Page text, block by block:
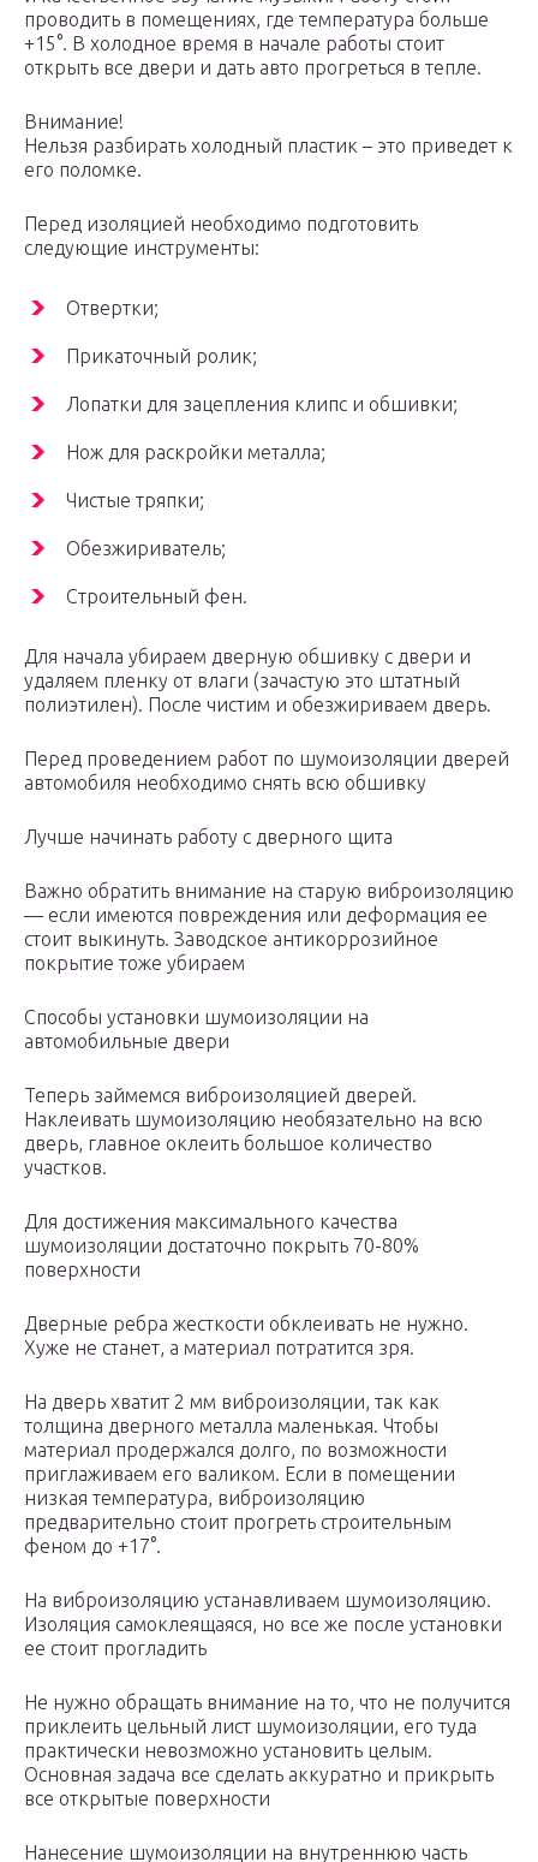
проводить в помещениях, где температура больше
+15°. В холодное время в начале работы стоит
открыть все двери и дать авто прогреться в тепле.
Внимание!
Нельзя разбирать холодный пластик – это приведет к
его поломке.
Перед изоляцией необходимо подготовить
следующие инструменты:
Отвертки;
Прикаточный ролик;
Лопатки для зацепления клипс и обшивки;
Нож для раскройки металла;
Чистые тряпки;
Обезжириватель;
Строительный фен.
Для начала убираем дверную обшивку с двери и
удаляем пленку от влаги (зачастую это штатный
полиэтилен). После чистим и обезжириваем дверь.
Перед проведением работ по шумоизоляции дверей
автомобиля необходимо снять всю обшивку
Лучше начинать работу с дверного щита
Важно обратить внимание на старую виброизоляцию
— если имеются повреждения или деформация ее
стоит выкинуть. Заводское антикоррозийное
покрытие тоже убираем
Способы установки шумоизоляции на
автомобильные двери
Теперь займемся виброизоляцией дверей.
Наклеивать шумоизоляцию необязательно на всю
дверь, главное оклеить большое количество
участков.
Для достижения максимального качества
шумоизоляции достаточно покрыть 70-80%
поверхности
Дверные ребра жесткости обклеивать не нужно.
Хуже не станет, а материал потратится зря.
На дверь хватит 2 мм виброизоляции, так как
толщина дверного металла маленькая. Чтобы
материал продержался долго, по возможности
приглаживаем его валиком. Если в помещении
низкая температура, виброизоляцию
предварительно стоит прогреть строительным
феном до +17°.
На виброизоляцию устанавливаем шумоизоляцию.
Изоляция самоклеящаяся, но все же после установки
ее стоит прогладить
Не нужно обращать внимание на то, что не получится
приклеить цельный лист шумоизоляции, его туда
практически невозможно установить целым.
Основная задача все сделать аккуратно и прикрыть
все открытые поверхности
Нанесение шумоизоляции на внутреннюю часть